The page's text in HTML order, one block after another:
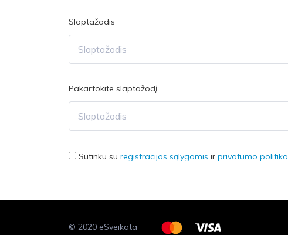
Slaptažodis
Pakartokite slaptažodį
Sutinku su registracijos sąlygomis ir privatumo politika
© 2020 eSveikata